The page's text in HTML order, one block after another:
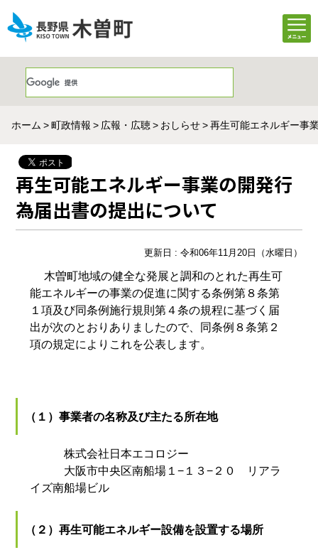
ホーム 町政情報 広報・広聴 おしらせ 再生可能エネルギー事
再生可能エネルギー事業の開発行
為届出書の提出について
更新日 : 令和06年11月20日（水曜日）
木曽町地域の健全な発展と調和のとれた再生可
能エネルギーの事業の促進に関する条例第８条第
１項及び同条例施行規則第４条の規程に基づく届
出が次のとおりありましたので、同条例８条第２
項の規定によりこれを公表します。
（１）事業者の名称及び主たる所在地
株式会社日本エコロジー
大阪市中央区南船場１−１３−２０ リアラ
イズ南船場ビル
（２）再生可能エネルギー設備を設置する場所